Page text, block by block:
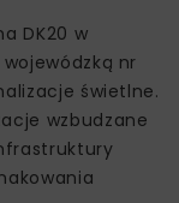
DK20 w
nr
świetlne.
wzbudzane